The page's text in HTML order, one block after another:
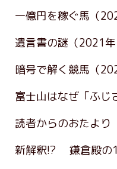
一億円を稼ぐ馬 （
遺言書の謎 （2021
暗号で解く競馬 （
富士山はなぜ「ふじ
読者からのおたよ
新解釈!? 鎌倉殿の